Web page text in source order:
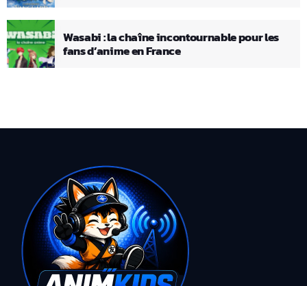
Wasabi : la chaîne incontournable pour les
fans d’anime en France